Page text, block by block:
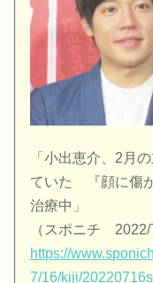
「小出恵介、2月
ていた 『顔に傷
治療中」
（スポニチ 2022/
https://
7/16/kiji/